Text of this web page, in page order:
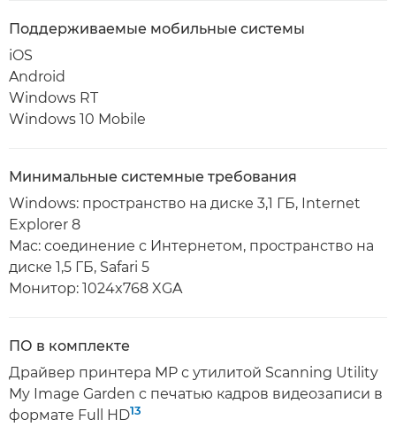
Поддерживаемые мобильные системы
iOS
Android
Windows RT
Windows 10 Mobile
Минимальные системные требования
Windows: пространство на диске 3,1 ГБ, Internet
Explorer 8
Mac: соединение с Интернетом, пространство на
диске 1,5 ГБ, Safari 5
Монитор: 1024x768 XGA
ПО в комплекте
Драйвер принтера MP с утилитой Scanning Utility
My Image Garden с печатью кадров видеозаписи в
формате Full HD13